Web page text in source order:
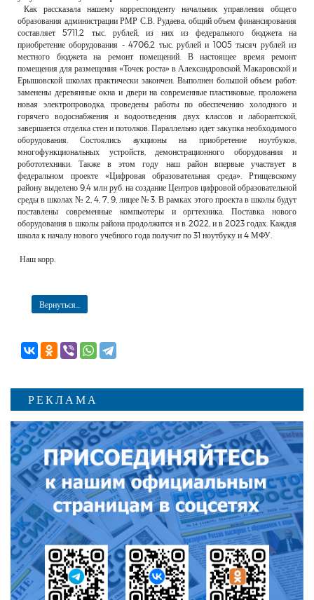
Как рассказала нашему корреспонденту начальник управления общего
образования администрации РМР С.В. Рудаева, общий объем финансирования
составляет 5711,2 тыс. рублей, из них из федерального бюджета на
приобретение оборудования - 4706,2 тыс. рублей и 1005 тысяч рублей из
местного бюджета на ремонт помещений. В настоящее время ремонт
помещения для размещения «Точек роста» в Александровской, Макаровской и
Ерышовской школах практически закончен. Выполнен большой объем работ:
заменены деревянные окна и двери на современные пластиковые, проложена
новая электропроводка, проведены работы по обеспечению холодного и
горячего водоснабжения и водоотведения двух классов и лаборантской,
завершается отделка стен и потолков. Параллельно идет закупка необходимого
оборудования. Состоялись аукционы на приобретение ноутбуков,
многофункциональных устройств, демонстрационного оборудования и
робототехники. Также в этом году наш район впервые участвует в
федеральном проекте «Цифровая образовательная среда». Ртищевскому
району выделено 9,4 млн руб. на создание Центров цифровой образовательной
среды в школах № 2, 4, 7, 9, лицее № 3. В рамках этого проекта в школы будут
поставлены современные компьютеры и оргтехника. Поставка нового
оборудования в школы района продолжится и в 2022, и в 2023 годах. Каждая
школа к началу нового учебного года получит по 31 ноутбуку и 4 МФУ.
Наш корр.
Вернуться...
РЕКЛАМА